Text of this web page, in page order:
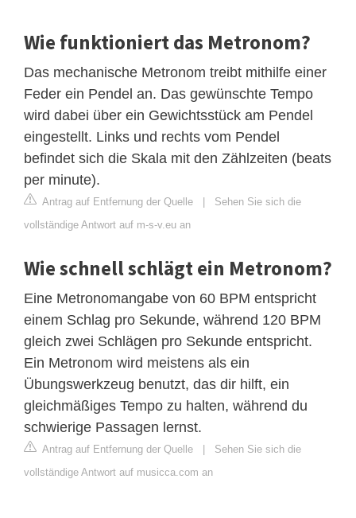
Wie funktioniert das Metronom?
Das mechanische Metronom treibt mithilfe einer
Feder ein Pendel an. Das gewünschte Tempo
wird dabei über ein Gewichtsstück am Pendel
eingestellt. Links und rechts vom Pendel
befindet sich die Skala mit den Zählzeiten (beats
per minute).
Antrag auf Entfernung der Quelle
Sehen Sie sich die
vollständige Antwort auf m-s-v.eu an
Wie schnell schlägt ein Metronom?
Eine Metronomangabe von 60 BPM entspricht
einem Schlag pro Sekunde, während 120 BPM
gleich zwei Schlägen pro Sekunde entspricht.
Ein Metronom wird meistens als ein
Übungswerkzeug benutzt, das dir hilft, ein
gleichmäßiges Tempo zu halten, während du
schwierige Passagen lernst.
Antrag auf Entfernung der Quelle
Sehen Sie sich die
vollständige Antwort auf musicca.com an